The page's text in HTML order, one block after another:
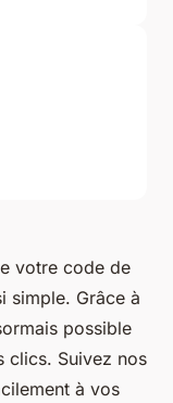
votre code de
simple. Grâce à
possible
clics. Suivez nos
à vos